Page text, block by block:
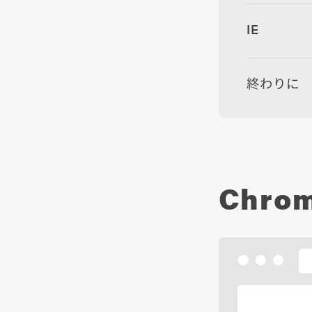
IE
終わりに